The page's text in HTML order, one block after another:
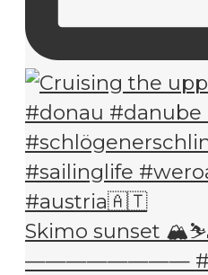
Skimo sunset
————————